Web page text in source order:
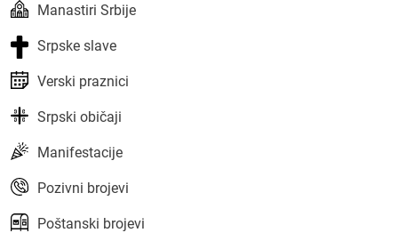
Manastiri Srbije
Srpske slave
Verski praznici
Srpski običaji
Manifestacije
Pozivni brojevi
Poštanski brojevi